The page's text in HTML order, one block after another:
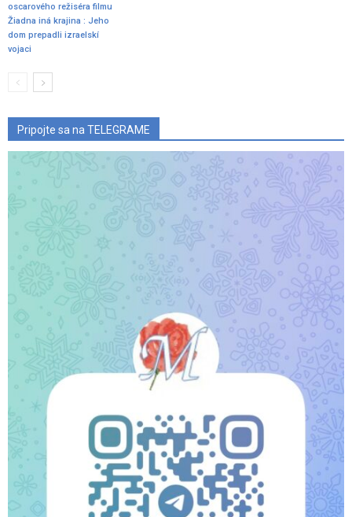
oscarového režiséra filmu
Žiadna iná krajina : Jeho
dom prepadli izraelskí
vojaci
Pripojte sa na TELEGRAME